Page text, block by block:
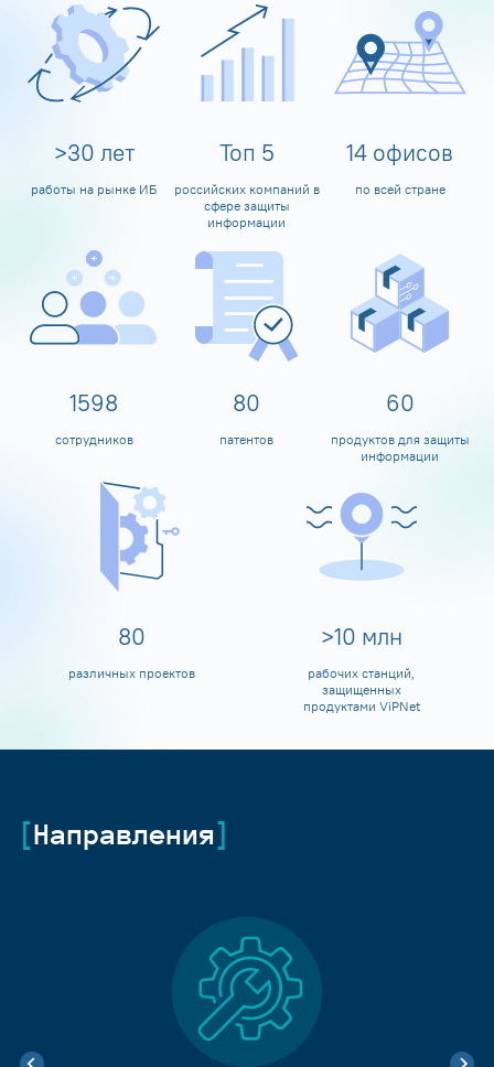
>30 лет
работы на рынке ИБ
Топ 5
российских компаний в
сфере защиты
информации
14 офисов
по всей стране
1600
сотрудников
80
патентов
60
продуктов для защиты
информации
80
различных проектов
>10 млн
рабочих станций,
защищенных
продуктами ViPNet
Направления